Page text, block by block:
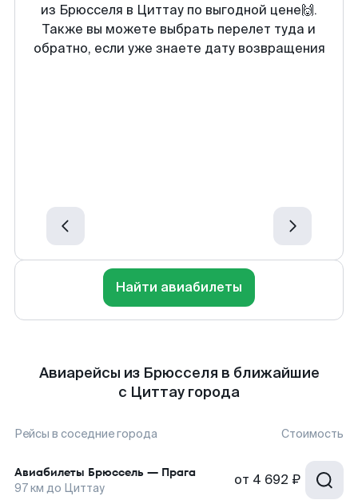
из Брюсселя в Циттау по выгодной цене🙌.
Также вы можете выбрать перелет туда и
обратно, если уже знаете дату возвращения
Найти авиабилеты
Авиарейсы из Брюсселя в ближайшие
с Циттау города
Рейсы в соседние города Стоимость
Авиабилеты Брюссель — Прага
97км до Циттау от 4 692 ₽